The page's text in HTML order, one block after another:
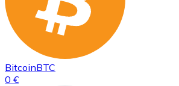
BitcoinBTC
0 €